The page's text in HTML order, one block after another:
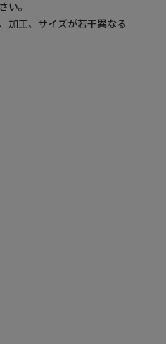
い。
加工、サイズが若干異なる